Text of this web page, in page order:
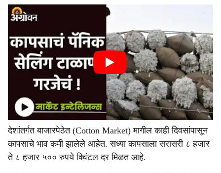
देशांतर्गत बाजारपेठेत (Cotton Market) मागील काही दिवसांपासून
कापसाचे भाव कमी झालेले आहेत. सध्या कापसाला सरासरी ८ हजार
ते ८ हजार ५०० रुपये क्विंटल दर मिळत आहे.